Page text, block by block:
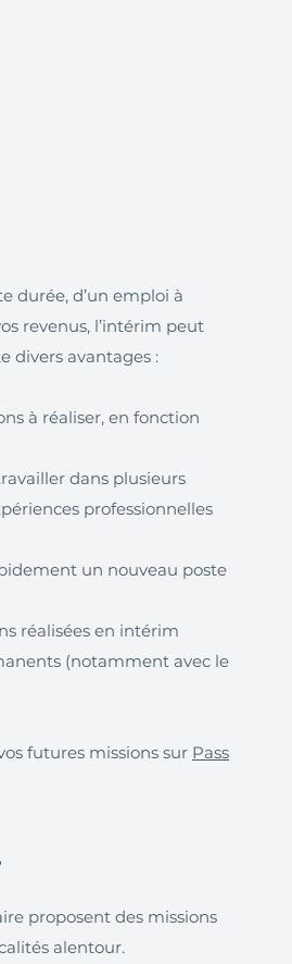
durée, d’un emploi à
revenus, l’intérim peut
divers avantages :
à réaliser, en fonction
dans plusieurs
professionnelles
un nouveau poste
réalisées en intérim
(notamment avec le
futures missions sur Pass
proposent des missions
alentour.